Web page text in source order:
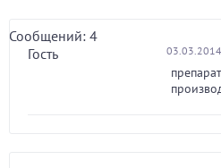
Сообщений: 4
Гость